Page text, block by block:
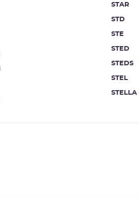
STAR
STD
STE
STED
STEDS
STEL
STELLA